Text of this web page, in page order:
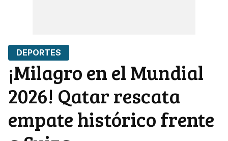
DEPORTES
¡Milagro en el Mundial
2026! Qatar rescata
empate histórico frente